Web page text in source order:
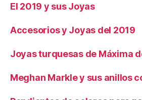
El 2019 y sus Joyas
Accesorios y Joyas del 2019
Joyas turquesas de Máxima
Meghan Markle y sus anillos